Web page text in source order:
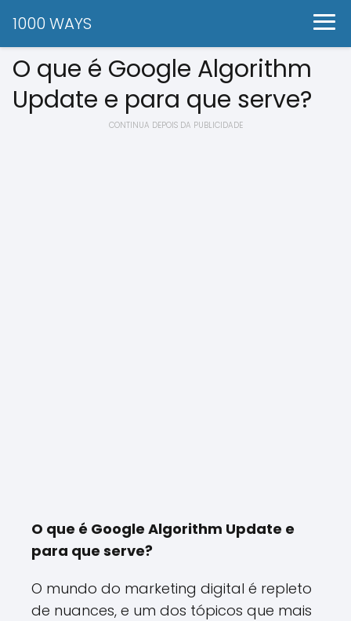
1000 WAYS
O que é Google Algorithm
Update e para que serve?
CONTINUA DEPOIS DA PUBLICIDADE
O que é Google Algorithm Update e
para que serve?
O mundo do marketing digital é repleto
de nuances, e um dos tópicos que mais